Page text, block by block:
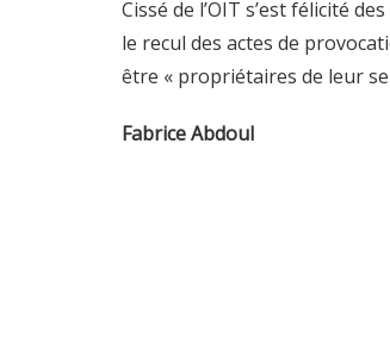
Cissé de l’OIT s’est félicité
le recul des actes de
être « propriétaires de leur
Fabrice Abdoul